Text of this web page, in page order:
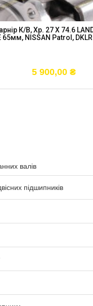
валів
підшипників
К/в, Хр. 27 X 74.6
65мм, NISSAN Patrol,
5 900,00 ₴